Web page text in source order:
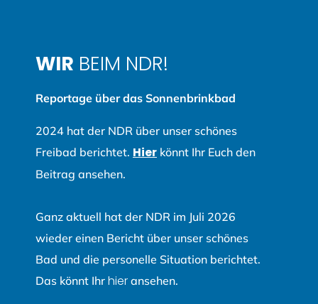
WIR BEIM NDR!
Reportage über das Sonnenbrinkbad
2024 hat der NDR über unser schönes
Freibad berichtet. Hier könnt Ihr Euch den
Beitrag ansehen.
Ganz aktuell hat der NDR im Juli 2026
wieder einen Bericht über unser schönes
Bad und die personelle Situation berichtet.
Das könnt Ihr hier ansehen.